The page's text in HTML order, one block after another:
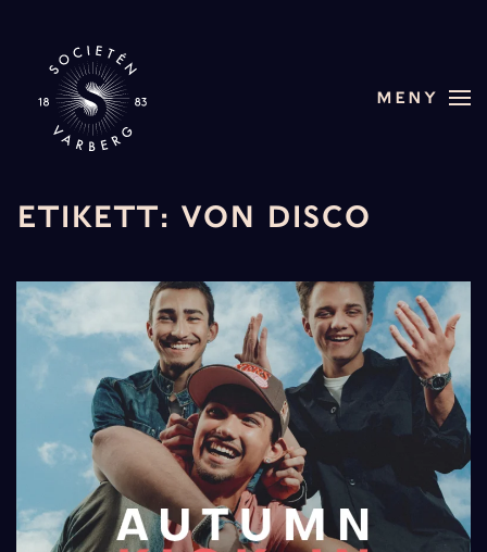
Skip to main content
MENY
ETIKETT: VON DISCO